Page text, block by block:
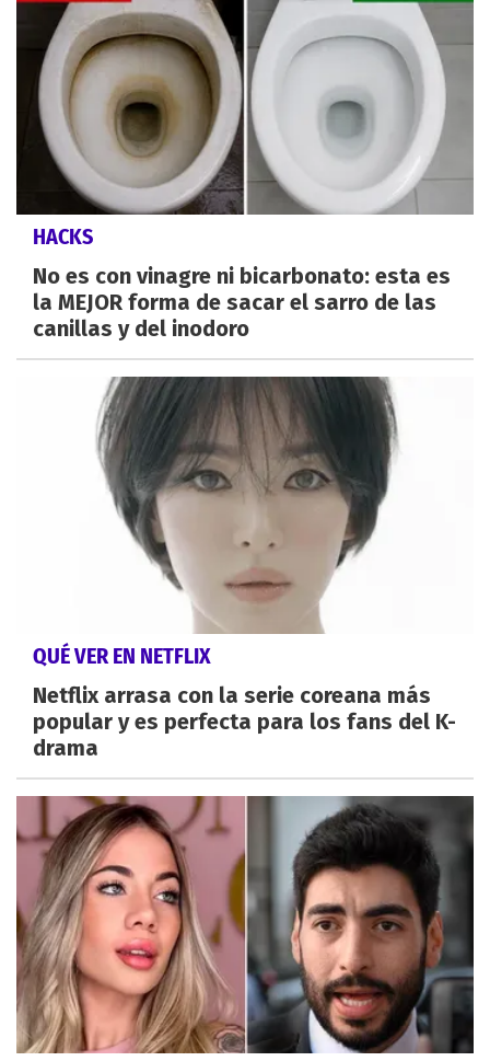
HACKS
No es con vinagre ni bicarbonato: esta es
la MEJOR forma de sacar el sarro de las
canillas y del inodoro
QUÉ VER EN NETFLIX
Netflix arrasa con la serie coreana más
popular y es perfecta para los fans del K-
drama